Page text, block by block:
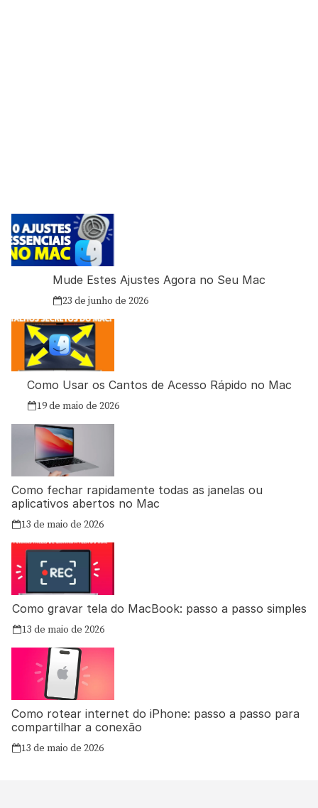
Mude Estes Ajustes Agora no Seu Mac
23 de junho de 2026
Como Usar os Cantos de Acesso Rápido no Mac
19 de maio de 2026
Como fechar rapidamente todas as janelas ou
aplicativos abertos no Mac
13 de maio de 2026
Como gravar tela do MacBook: passo a passo simples
13 de maio de 2026
Como rotear internet do iPhone: passo a passo para
compartilhar a conexão
13 de maio de 2026